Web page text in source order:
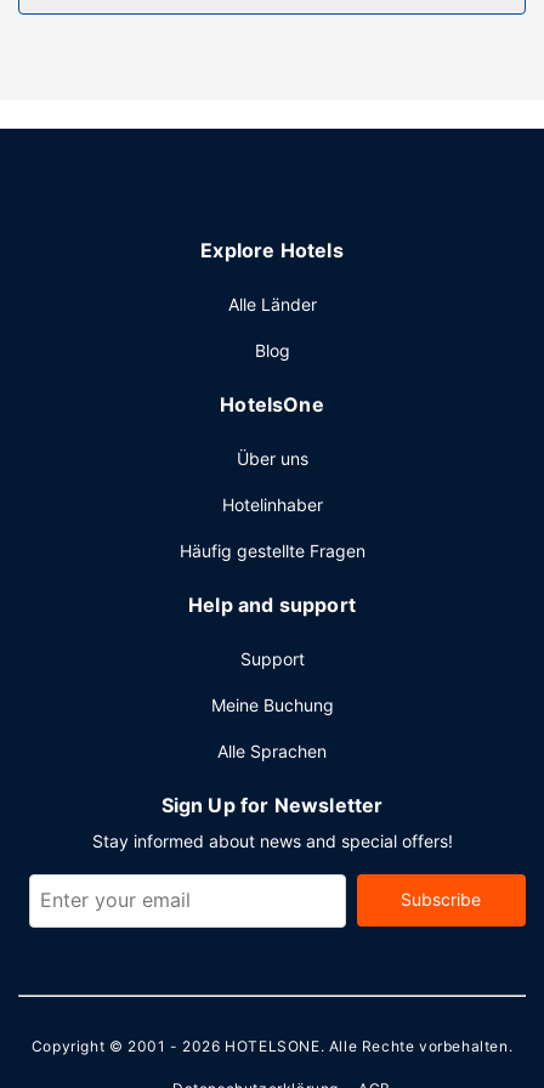
Genieße von folgendem Punkt aus den schönen Ausblick:
gehören auch ein Bankettsaal und ein Verkaufsautomat.
Vor Ort gibt es Folgendes: Parken ohne Service
Explore Hotels
Alle Länder
Blog
HotelsOne
Über uns
Hotelinhaber
Häufig gestellte Fragen
Help and support
Support
Meine Buchung
Alle Sprachen
Sign Up for Newsletter
Stay informed about news and special offers!
Subscribe
Copyright © 2001 - 2026 HOTELSONE. Alle Rechte vorbehalten.